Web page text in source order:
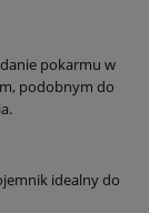
pokarmu w
podobnym do
idealny do